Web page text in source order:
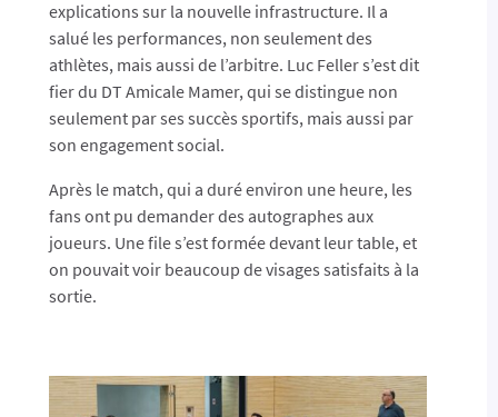
explications sur la nouvelle infrastructure. Il a
salué les performances, non seulement des
athlètes, mais aussi de l’arbitre. Luc Feller s’est dit
fier du DT Amicale Mamer, qui se distingue non
seulement par ses succès sportifs, mais aussi par
son engagement social.
Après le match, qui a duré environ une heure, les
fans ont pu demander des autographes aux
joueurs. Une file s’est formée devant leur table, et
on pouvait voir beaucoup de visages satisfaits à la
sortie.